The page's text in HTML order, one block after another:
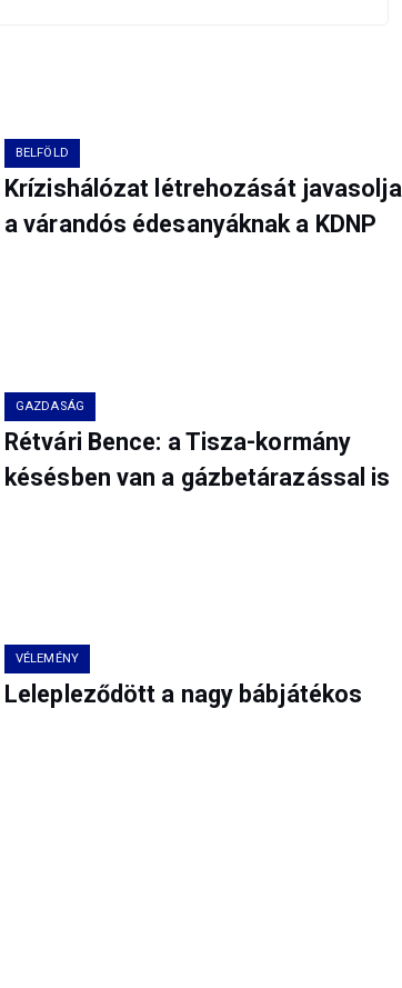
BELFÖLD
Krízishálózat létrehozását javasolja
a várandós édesanyáknak a KDNP
GAZDASÁG
Rétvári Bence: a Tisza-kormány
késésben van a gázbetárazással is
VÉLEMÉNY
Lelepleződött a nagy bábjátékos